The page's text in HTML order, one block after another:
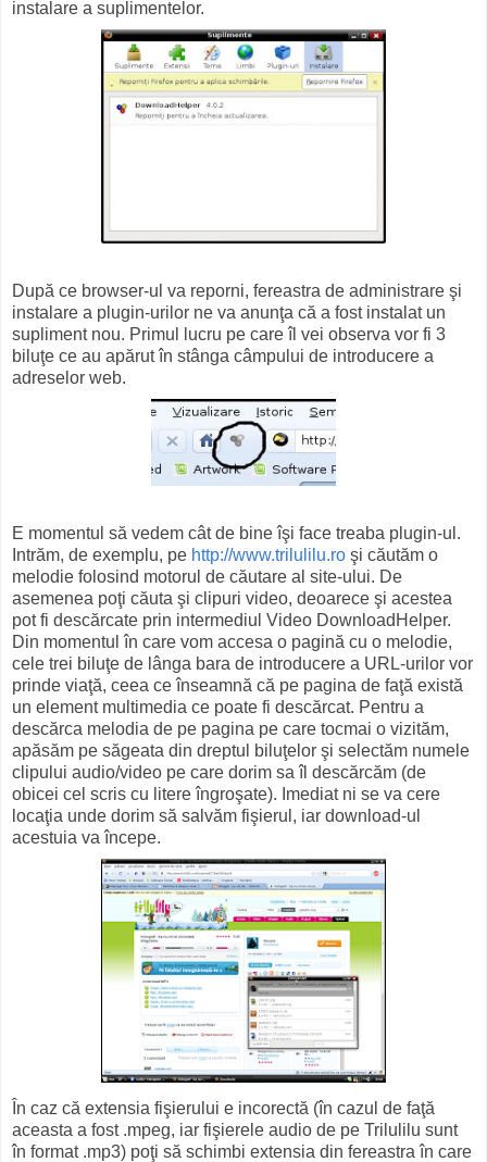
instalare a suplimentelor.
După ce browser-ul va reporni, fereastra de administrare şi
instalare a plugin-urilor ne va anunţa că a fost instalat un
supliment nou. Primul lucru pe care îl vei observa vor fi 3
biluţe ce au apărut în stânga câmpului de introducere a
adreselor web.
E momentul să vedem cât de bine îşi face treaba plugin-ul.
Intrăm, de exemplu, pe http://www.trilulilu.ro şi căutăm o
melodie folosind motorul de căutare al site-ului. De
asemenea poţi căuta şi clipuri video, deoarece şi acestea
pot fi descărcate prin intermediul Video DownloadHelper.
Din momentul în care vom accesa o pagină cu o melodie,
cele trei biluţe de lânga bara de introducere a URL-urilor vor
prinde viaţă, ceea ce înseamnă că pe pagina de faţă există
un element multimedia ce poate fi descărcat. Pentru a
descărca melodia de pe pagina pe care tocmai o vizităm,
apăsăm pe săgeata din dreptul biluţelor şi selectăm numele
clipului audio/video pe care dorim sa îl descărcăm (de
obicei cel scris cu litere îngroşate). Imediat ni se va cere
locaţia unde dorim să salvăm fişierul, iar download-ul
acestuia va începe.
În caz că extensia fişierului e incorectă (în cazul de faţă
aceasta a fost .mpeg, iar fişierele audio de pe Trilulilu sunt
în format .mp3) poţi să schimbi extensia din fereastra în care